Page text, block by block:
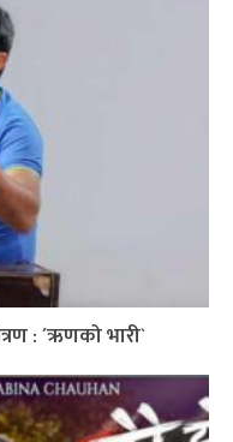
: ´ऋणको भारी`